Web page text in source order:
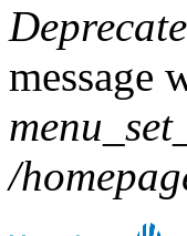
message
/